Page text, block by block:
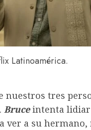
Latinoamérica.
nuestros tres
Bruceintenta lidiar
ver a su hermano,